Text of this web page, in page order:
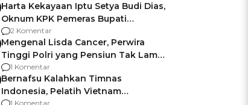
Harta Kekayaan Iptu Setya Budi Dias,
Oknum KPK Pemeras Bupati
Pemalang
2 Komentar
Mengenal Lisda Cancer, Perwira
Tinggi Polri yang Pensiun Tak Lama
Usai Jadi Brigjen
1 Komentar
Bernafsu Kalahkan Timnas
Indonesia, Pelatih Vietnam
1 Komentar